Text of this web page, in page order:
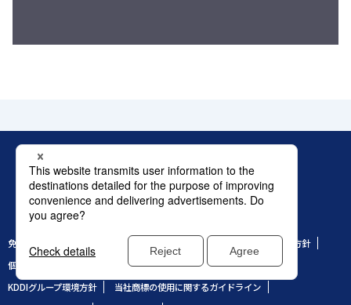
アクセス
免責条項 情報セキュリティ基本方針
特定個人情報についての基本方針
個人情報保護方針
個人情報の取り扱いについて
勧誘方針
KDDIグループ環境方針
当社商標の使用に関するガイドライン